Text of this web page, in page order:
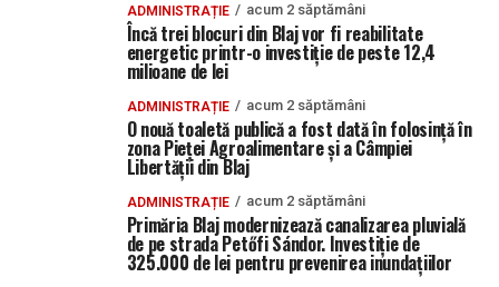
ADMINISTRAȚIE acum 2 săptămâni
Încă trei blocuri din Blaj vor fi reabilitate
energetic printr-o investiție de peste 12,4
milioane de lei
ADMINISTRAȚIE acum 2 săptămâni
O nouă toaletă publică a fost dată în folosință în
zona Pieței Agroalimentare și a Câmpiei
Libertății din Blaj
ADMINISTRAȚIE acum 2 săptămâni
Primăria Blaj modernizează canalizarea pluvială
de pe strada Petőfi Sándor. Investiție de
325.000 de lei pentru prevenirea inundațiilor